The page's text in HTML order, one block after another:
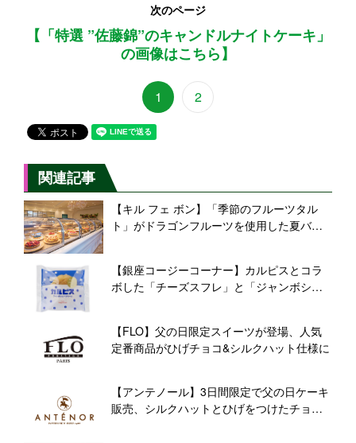
次のページ
【「特選 ”佐藤錦”のキャンドルナイトケーキ」
の画像はこちら】
1 2
関連記事
【キル フェ ボン】「季節のフルーツタル
ト」がドラゴンフルーツを使用した夏バー
【銀座コージーコーナー】カルピスとコラ
ボした「チーズスフレ」と「ジャンボシュ
【FLO】父の日限定スイーツが登場、人気
定番商品がひげチョコ&シルクハット仕様に
【アンテノール】3日間限定で父の日ケーキ
販売、シルクハットとひげをつけたチョコ